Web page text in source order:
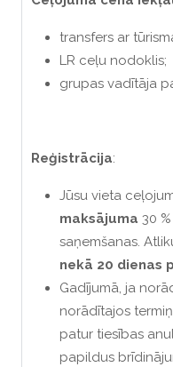
transfers ar
LR ceļu nodoklis;
grupas vadītāja
Reģistrācija:
Jūsu vieta
maksājuma 30
saņemšanas.
nekā 20 dienas
Gadījumā, ja
norādītajos
patur tiesības
papildus